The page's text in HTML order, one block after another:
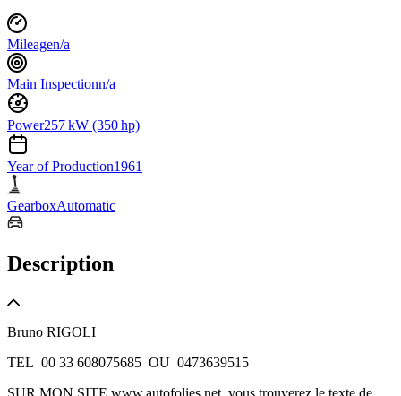
Mileagen/a
Main Inspectionn/a
Power257 kW (350 hp)
Year of Production1961
GearboxAutomatic
Description
Bruno RIGOLI
TEL 00 33 608075685 OU 0473639515
SUR MON SITE www.autofolies.net, vous trouverez le texte de